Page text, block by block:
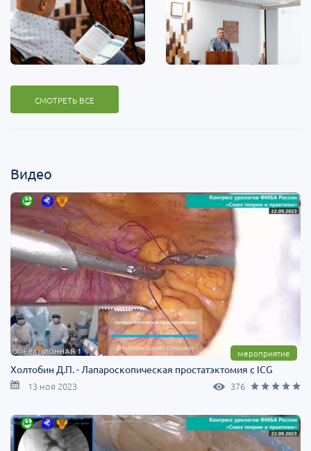
СМОТРЕТЬ ВСЕ
Видео
мероприятие
Холтобин Д.П. - Лапароскопическая простатэктомия с ICG
13 ноя 2023 376